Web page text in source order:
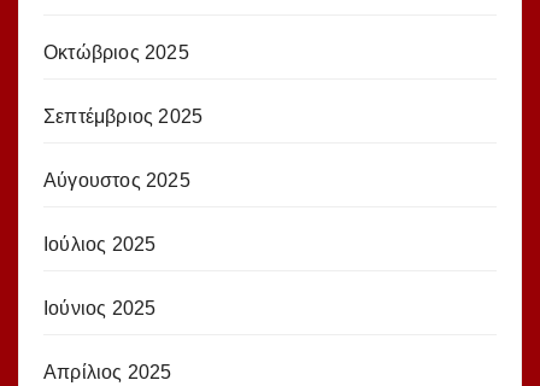
Οκτώβριος 2025
Σεπτέμβριος 2025
Αύγουστος 2025
Ιούλιος 2025
Ιούνιος 2025
Απρίλιος 2025